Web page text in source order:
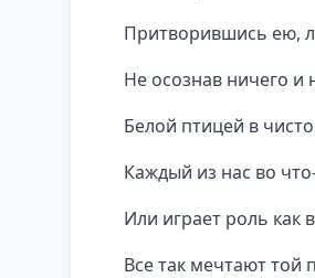
Притворившись ею,
Не осознав ничего и
Белой птицей в
Каждый из нас во
Или играет роль как
Все так мечтают той